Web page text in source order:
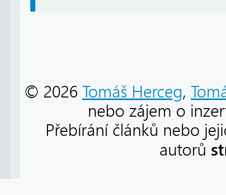
© 2026 Tomáš Herceg,
nebo zájem o
Přebírání článků nebo
autorů